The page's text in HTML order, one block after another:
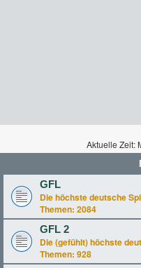
Aktuelle Zeit:
GFL
Die höchste deutsche
Themen: 2084
GFL 2
Die (gefühlt) höchste
Themen: 928